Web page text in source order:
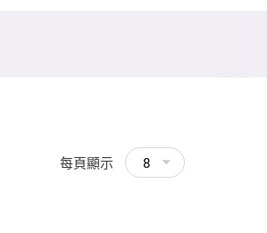
每頁顯示 8